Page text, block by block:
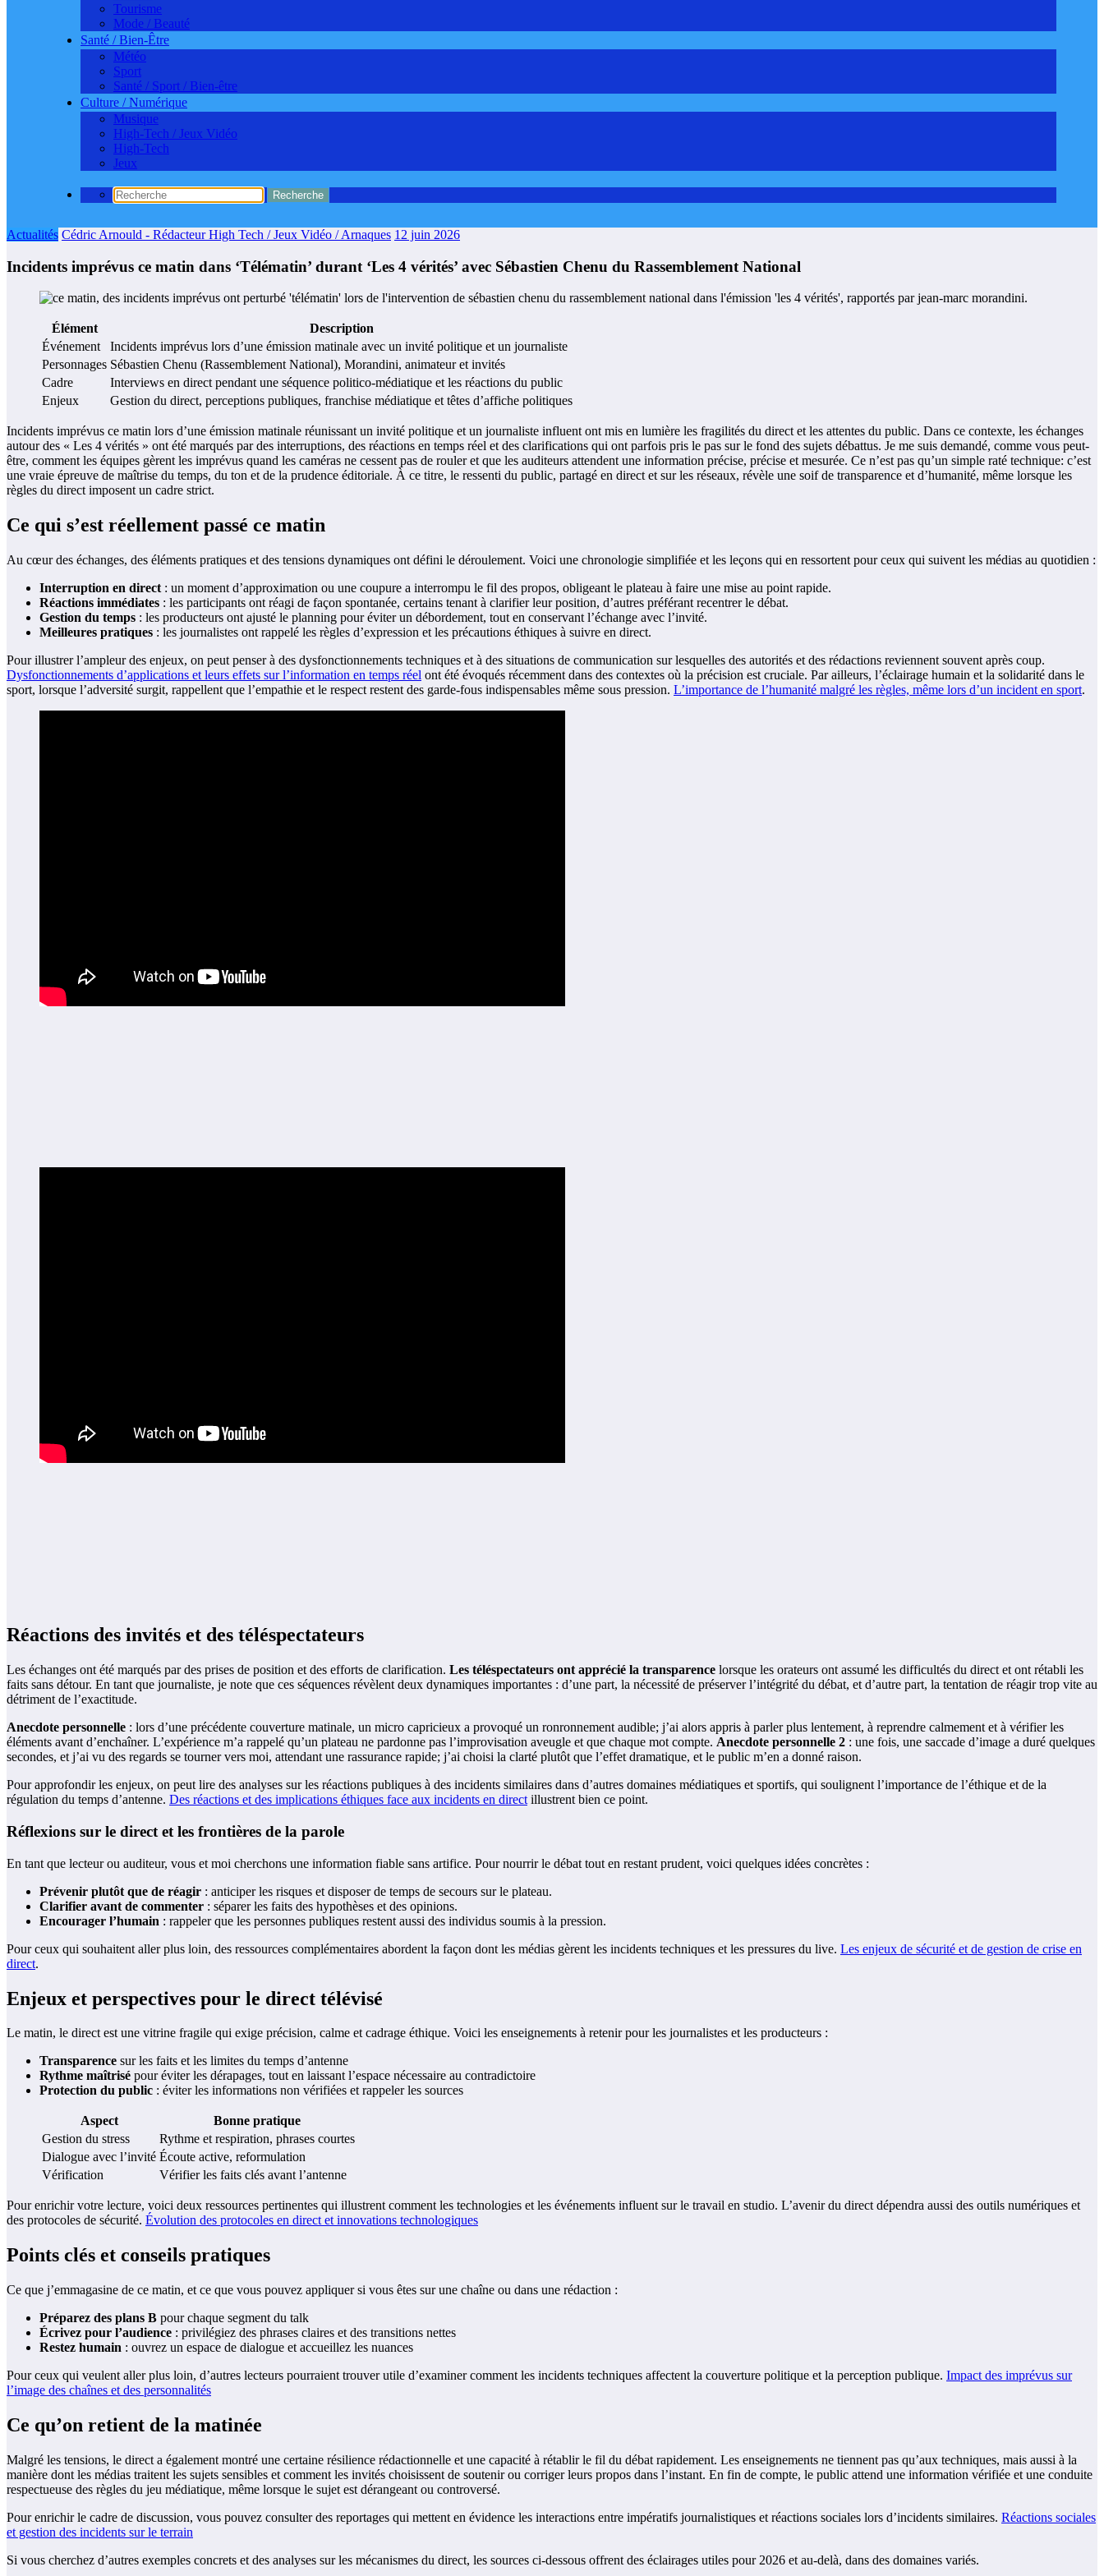
Tourisme
Mode / Beauté
Santé / Bien-Être
Météo
Sport
Santé / Sport / Bien-être
Culture / Numérique
Musique
High-Tech / Jeux Vidéo
High-Tech
Jeux
Actualités Cédric Arnould - Rédacteur High Tech / Jeux Vidéo / Arnaques 12 juin 2026
Incidents imprévus ce matin dans ‘Télématin’ durant ‘Les 4 vérités’ avec Sébastien Chenu du Rassemblement National
Élément
Description
Événement
Incidents imprévus lors d’une émission matinale avec un invité politique et un journaliste
Personnages Sébastien Chenu (Rassemblement National), Morandini, animateur et invités
Cadre
Interviews en direct pendant une séquence politico-médiatique et les réactions du public
Enjeux
Gestion du direct, perceptions publiques, franchise médiatique et têtes d’affiche politiques
Incidents imprévus ce matin lors d’une émission matinale réunissant un invité politique et un journaliste influent ont mis en lumière les fragilités du direct et les attentes du public. Dans ce contexte, les échanges
autour des « Les 4 vérités » ont été marqués par des interruptions, des réactions en temps réel et des clarifications qui ont parfois pris le pas sur le fond des sujets débattus. Je me suis demandé, comme vous peut-
être, comment les équipes gèrent les imprévus quand les caméras ne cessent pas de rouler et que les auditeurs attendent une information précise, précise et mesurée. Ce n’est pas qu’un simple raté technique: c’est
une vraie épreuve de maîtrise du temps, du ton et de la prudence éditoriale. À ce titre, le ressenti du public, partagé en direct et sur les réseaux, révèle une soif de transparence et d’humanité, même lorsque les
règles du direct imposent un cadre strict.
Ce qui s’est réellement passé ce matin
Au cœur des échanges, des éléments pratiques et des tensions dynamiques ont défini le déroulement. Voici une chronologie simplifiée et les leçons qui en ressortent pour ceux qui suivent les médias au quotidien :
Interruption en direct : un moment d’approximation ou une coupure a interrompu le fil des propos, obligeant le plateau à faire une mise au point rapide.
Réactions immédiates : les participants ont réagi de façon spontanée, certains tenant à clarifier leur position, d’autres préférant recentrer le débat.
Gestion du temps : les producteurs ont ajusté le planning pour éviter un débordement, tout en conservant l’échange avec l’invité.
Meilleures pratiques : les journalistes ont rappelé les règles d’expression et les précautions éthiques à suivre en direct.
Pour illustrer l’ampleur des enjeux, on peut penser à des dysfonctionnements techniques et à des situations de communication sur lesquelles des autorités et des rédactions reviennent souvent après coup.
Dysfonctionnements d’applications et leurs effets sur l’information en temps réel ont été évoqués récemment dans des contextes où la précision est cruciale. Par ailleurs, l’éclairage humain et la solidarité dans le
sport, lorsque l’adversité surgit, rappellent que l’empathie et le respect restent des garde-fous indispensables même sous pression. L’importance de l’humanité malgré les règles, même lors d’un incident en sport.
Réactions des invités et des téléspectateurs
Les échanges ont été marqués par des prises de position et des efforts de clarification. Les téléspectateurs ont apprécié la transparence lorsque les orateurs ont assumé les difficultés du direct et ont rétabli les
faits sans détour. En tant que journaliste, je note que ces séquences révèlent deux dynamiques importantes : d’une part, la nécessité de préserver l’intégrité du débat, et d’autre part, la tentation de réagir trop vite au
détriment de l’exactitude.
Anecdote personnelle : lors d’une précédente couverture matinale, un micro capricieux a provoqué un ronronnement audible; j’ai alors appris à parler plus lentement, à reprendre calmement et à vérifier les
éléments avant d’enchaîner. L’expérience m’a rappelé qu’un plateau ne pardonne pas l’improvisation aveugle et que chaque mot compte. Anecdote personnelle 2 : une fois, une saccade d’image a duré quelques
secondes, et j’ai vu des regards se tourner vers moi, attendant une rassurance rapide; j’ai choisi la clarté plutôt que l’effet dramatique, et le public m’en a donné raison.
Pour approfondir les enjeux, on peut lire des analyses sur les réactions publiques à des incidents similaires dans d’autres domaines médiatiques et sportifs, qui soulignent l’importance de l’éthique et de la
régulation du temps d’antenne. Des réactions et des implications éthiques face aux incidents en direct illustrent bien ce point.
Réflexions sur le direct et les frontières de la parole
En tant que lecteur ou auditeur, vous et moi cherchons une information fiable sans artifice. Pour nourrir le débat tout en restant prudent, voici quelques idées concrètes :
Prévenir plutôt que de réagir : anticiper les risques et disposer de temps de secours sur le plateau.
Clarifier avant de commenter : séparer les faits des hypothèses et des opinions.
Encourager l’humain : rappeler que les personnes publiques restent aussi des individus soumis à la pression.
Pour ceux qui souhaitent aller plus loin, des ressources complémentaires abordent la façon dont les médias gèrent les incidents techniques et les pressures du live. Les enjeux de sécurité et de gestion de crise en
direct.
Enjeux et perspectives pour le direct télévisé
Le matin, le direct est une vitrine fragile qui exige précision, calme et cadrage éthique. Voici les enseignements à retenir pour les journalistes et les producteurs :
Transparence sur les faits et les limites du temps d’antenne
Rythme maîtrisé pour éviter les dérapages, tout en laissant l’espace nécessaire au contradictoire
Protection du public : éviter les informations non vérifiées et rappeler les sources
Aspect
Bonne pratique
Gestion du stress
Rythme et respiration, phrases courtes
Dialogue avec l’invité Écoute active, reformulation
Vérification
Vérifier les faits clés avant l’antenne
Pour enrichir votre lecture, voici deux ressources pertinentes qui illustrent comment les technologies et les événements influent sur le travail en studio. L’avenir du direct dépendra aussi des outils numériques et
des protocoles de sécurité. Évolution des protocoles en direct et innovations technologiques
Points clés et conseils pratiques
Ce que j’emmagasine de ce matin, et ce que vous pouvez appliquer si vous êtes sur une chaîne ou dans une rédaction :
Préparez des plans B pour chaque segment du talk
Écrivez pour l’audience : privilégiez des phrases claires et des transitions nettes
Restez humain : ouvrez un espace de dialogue et accueillez les nuances
Pour ceux qui veulent aller plus loin, d’autres lecteurs pourraient trouver utile d’examiner comment les incidents techniques affectent la couverture politique et la perception publique. Impact des imprévus sur
l’image des chaînes et des personnalités
Ce qu’on retient de la matinée
Malgré les tensions, le direct a également montré une certaine résilience rédactionnelle et une capacité à rétablir le fil du débat rapidement. Les enseignements ne tiennent pas qu’aux techniques, mais aussi à la
manière dont les médias traitent les sujets sensibles et comment les invités choisissent de soutenir ou corriger leurs propos dans l’instant. En fin de compte, le public attend une information vérifiée et une conduite
respectueuse des règles du jeu médiatique, même lorsque le sujet est dérangeant ou controversé.
Pour enrichir le cadre de discussion, vous pouvez consulter des reportages qui mettent en évidence les interactions entre impératifs journalistiques et réactions sociales lors d’incidents similaires. Réactions sociales
et gestion des incidents sur le terrain
Si vous cherchez d’autres exemples concrets et des analyses sur les mécanismes du direct, les sources ci-dessous offrent des éclairages utiles pour 2026 et au-delà, dans des domaines variés.